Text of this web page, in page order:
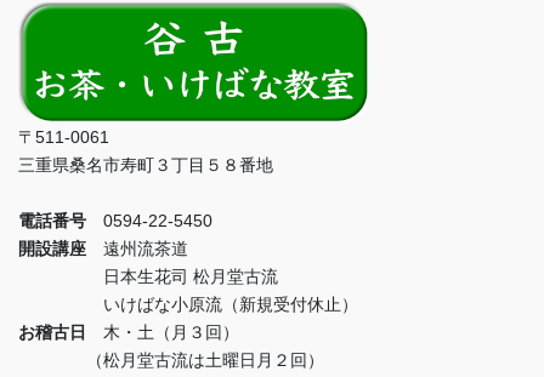
〒511-0061
三重県桑名市寿町３丁目５８番地
電話番号 0594-22-5450
開設講座 遠州流茶道
日本生花司 松月堂古流
いけばな小原流（新規受付休止）
お稽古日
木・土（月３回）
（松月堂古流は土曜日月２回）